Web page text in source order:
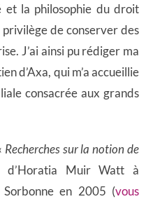
et la philosophie du droit
de conserver des
J’ai ainsi pu rédiger ma
d’Axa, qui m’a accueillie
consacrée aux grands
Recherches sur la notion de
d’Horatia Muir Watt à
Sorbonne en 2005 (vous